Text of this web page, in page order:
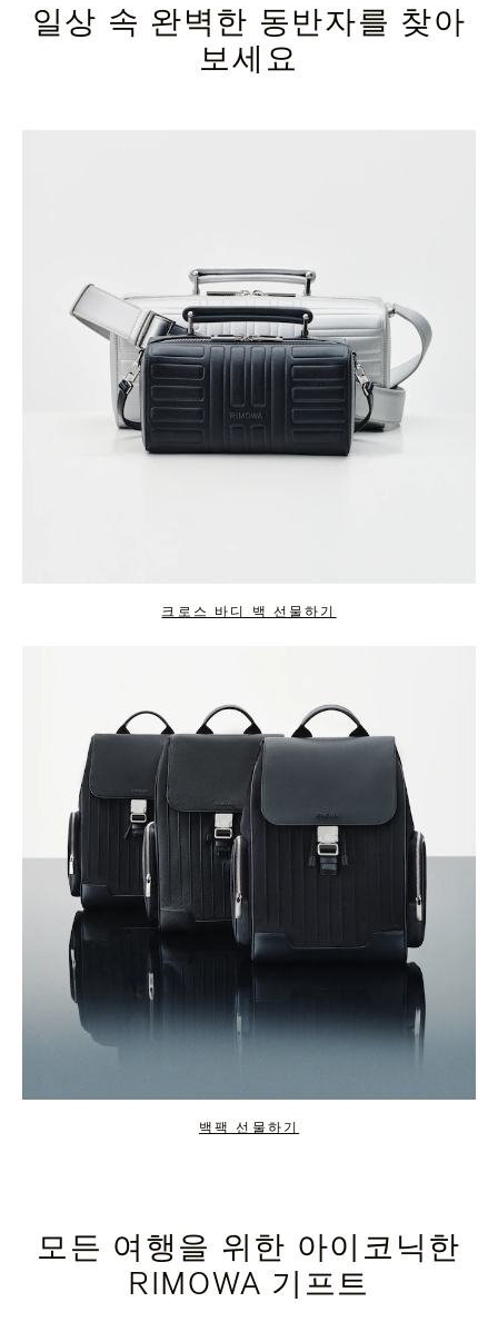
일상 속 완벽한 동반자를 찾아
보세요
크로스 바디 백 선물하기
백팩 선물하기
모든 여행을 위한 아이코닉한
RIMOWA 기프트